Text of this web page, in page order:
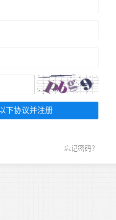
忘记密码？